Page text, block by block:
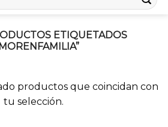
ETIQUETADOS
productos que coincidan con
tu selección.